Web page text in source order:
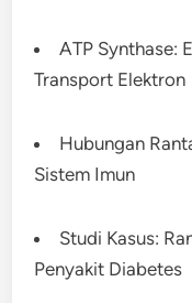
ATP Synthase:
Transport Elektron
Hubungan
Sistem Imun
Studi Kasus:
Penyakit Diabetes